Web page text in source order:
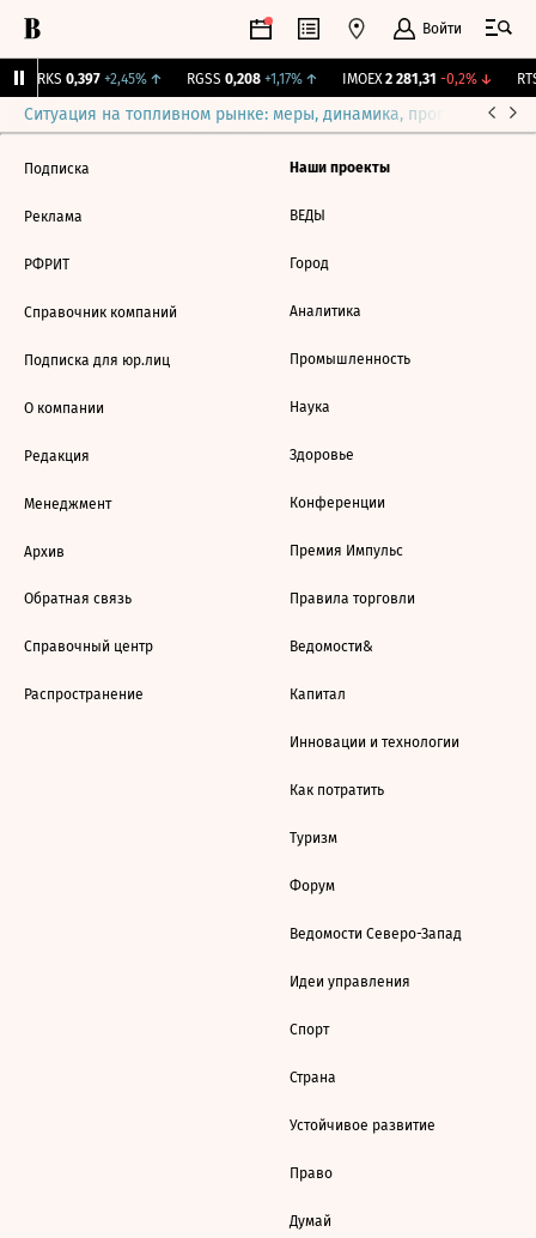
Войти
MRKS 0,397 +2,45%↑ RGSS 0,208 +1,17%↑ IMOEX 2 281,31 -0,2%↓
Ситуация на топливном рынке: меры, динамика, прогнозы
Подписка
Реклама
РФРИТ
Справочник компаний
Подписка для юр.лиц
О компании
Редакция
Менеджмент
Архив
Обратная связь
Справочный центр
Распространение
Наши проекты
ВЕДЫ
Город
Аналитика
Промышленность
Наука
Здоровье
Конференции
Премия Импульс
Правила торговли
Ведомости&
Капитал
Инновации и технологии
Как потратить
Туризм
Форум
Ведомости Северо-Запад
Идеи управления
Спорт
Страна
Устойчивое развитие
Право
Думай